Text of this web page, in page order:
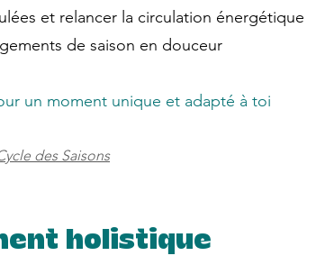
et relancer la circulation énergétique
de saison en douceur
un moment unique et adapté à toi
des Saisons​
holistique